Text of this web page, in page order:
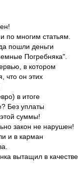
по многим статьям.
пошли деньги
Погребняка".
в котором
что он этих
в итоге
Без уплаты
суммы!
закон не нарушен!
и в карман
вытащил в качестве